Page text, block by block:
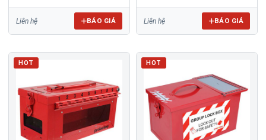
Liên hệ BÁO GIÁ Liên hệ BÁO GIÁ
HOT HOT